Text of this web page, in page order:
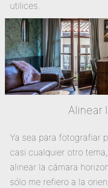
utilices.
Alinear
Ya sea para fotografiar
casi cualquier otro
alinear la cámara
sólo me refiero a la